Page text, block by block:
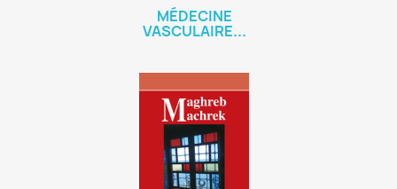
MÉDECINE
VASCULAIRE...